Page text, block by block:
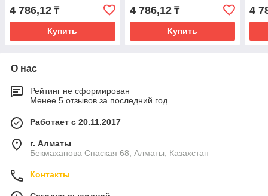
4 786,12 ₸
Купить
4 786,12₸
Купить
4
О нас
Рейтинг не сформирован
Менее 5 отзывов за последний год
Работает с 20.11.2017
г. Алматы
Бекмаханова Спаская 68, Алматы, Казахстан
Контакты